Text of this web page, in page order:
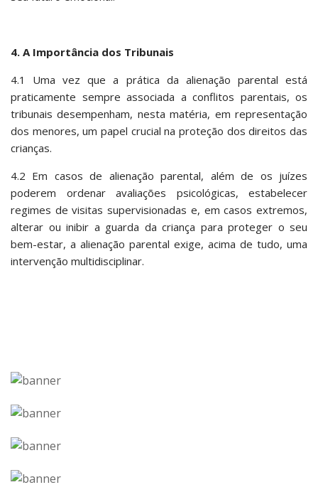
4. A Importância dos Tribunais
4.1 Uma vez que a prática da alienação parental está
praticamente sempre associada a conflitos parentais, os
tribunais desempenham, nesta matéria, em representação
dos menores, um papel crucial na proteção dos direitos das
crianças.
4.2 Em casos de alienação parental, além de os juízes
poderem ordenar avaliações psicológicas, estabelecer
regimes de visitas supervisionadas e, em casos extremos,
alterar ou inibir a guarda da criança para proteger o seu
bem-estar, a alienação parental exige, acima de tudo, uma
intervenção multidisciplinar.